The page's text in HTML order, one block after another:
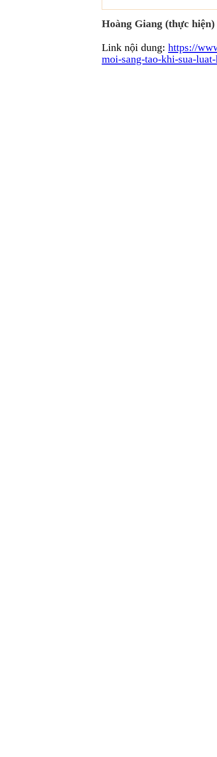
Hoàng Giang (thực hiện)
Link nội dung: https://
moi-sang-tao-khi-sua-